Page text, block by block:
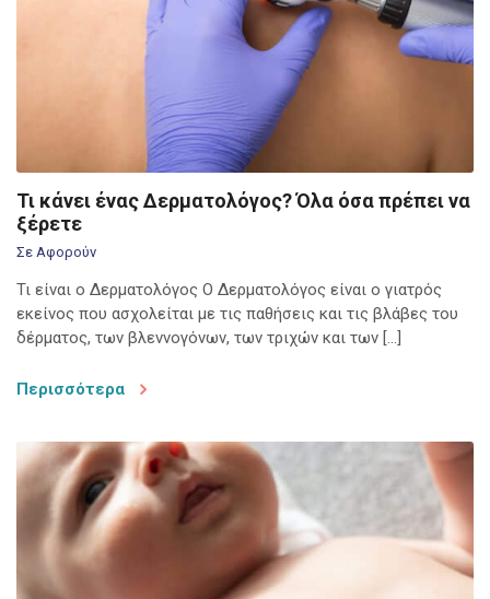
Τι κάνει ένας Δερματολόγος? Όλα όσα πρέπει να
ξέρετε
Σε Αφορούν
Τι είναι ο Δερματολόγος Ο Δερματολόγος είναι ο γιατρός
εκείνος που ασχολείται με τις παθήσεις και τις βλάβες του
δέρματος, των βλεννογόνων, των τριχών και των […]
Περισσότερα